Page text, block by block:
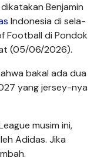
Benjamin
Indonesia di sela-
Football di Pondok
(05/06/2026).
bakal ada dua
yang jersey-nya
musim ini,
Adidas. Jika